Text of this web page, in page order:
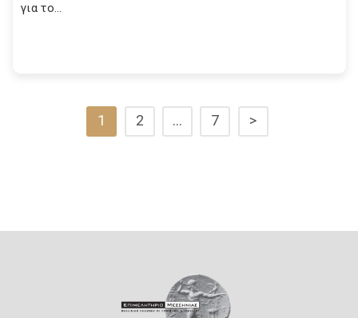
για το...
1 2 … 7 >